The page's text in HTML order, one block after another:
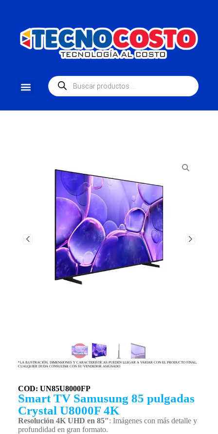
*LA ILUSTRACIÓN, DIMENSIONES Y CARACTERISTICAS PUEDEN LLEGAR A VARIAR CON EL PRODUCTO FINAL,
CUALQUIER DUDA CONSULTAR CON SU VENDEDOR ASIGNADO
COD: UN85U8000FP
Smart TV Samusung 85 pulgadas
Crystal U8000F 4K
Resolución 4K UHD en 85″: Imágenes con más detalle y
profundidad en gran formato.